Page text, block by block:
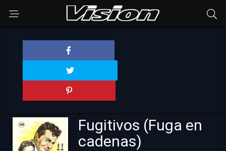
Fugitivos (Fuga en
cadenas)